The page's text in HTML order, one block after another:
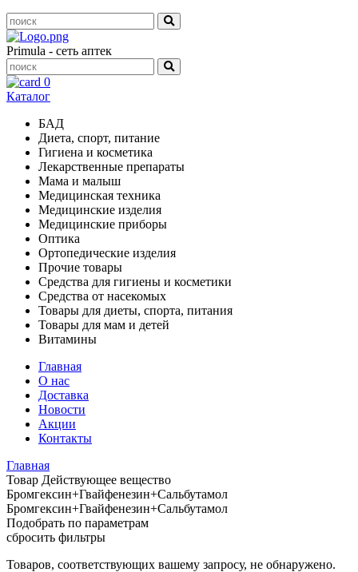
Primula - сеть аптек
0
Каталог
БАД
Диета, спорт, питание
Гигиена и косметика
Лекарственные препараты
Мама и малыш
Медицинская техника
Медицинские изделия
Медицинские приборы
Оптика
Ортопедические изделия
Прочие товары
Средства для гигиены и косметики
Средства от насекомых
Товары для диеты, спорта, питания
Товары для мам и детей
Витамины
Главная
О нас
Доставка
Новости
Акции
Контакты
Главная
Товар Действующее вещество
Бромгексин+Гвайфенезин+Сальбутамол
Бромгексин+Гвайфенезин+Сальбутамол
Подобрать по параметрам
сбросить фильтры
Товаров, соответствующих вашему запросу, не обнаружено.